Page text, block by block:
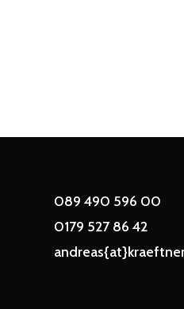
089 490 596 00
0179 527 86 42